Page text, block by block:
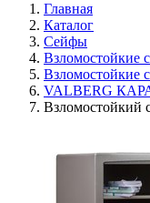
Главная
Каталог
Сейфы
Взломостойкие
Взломостойкие
VALBERG